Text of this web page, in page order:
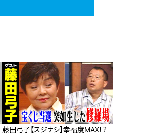
藤田弓子【スジナシ】幸福度MAX！？